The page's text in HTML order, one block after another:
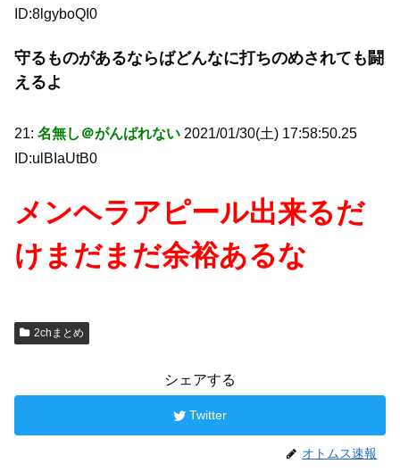
ID:8lgyboQI0
守るものがあるならばどんなに打ちのめされても闘
えるよ
21: 名無し＠がんばれない 2021/01/30(土) 17:58:50.25
ID:ulBIaUtB0
メンヘラアピール出来るだ
けまだまだ余裕あるな
2chまとめ
シェアする
Twitter
オトムス速報